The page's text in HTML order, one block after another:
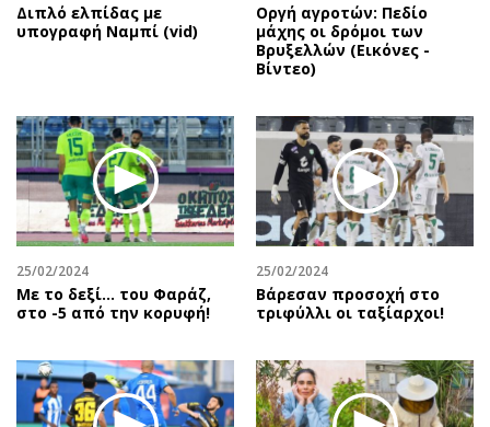
Διπλό ελπίδας με
υπογραφή Ναμπί (vid)
Οργή αγροτών: Πεδίο
μάχης οι δρόμοι των
Βρυξελλών (Εικόνες -
Βίντεο)
25/02/2024
Με το δεξί… του Φαράζ,
στο -5 από την κορυφή!
25/02/2024
Βάρεσαν προσοχή στο
τριφύλλι οι ταξίαρχοι!